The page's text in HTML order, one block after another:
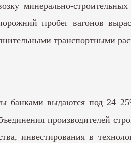
минерально-
пробег вагонов
транспортными
банками выдаются под
производителей
инвестирования в